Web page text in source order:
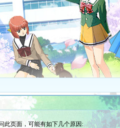
此页面，可能有如下几个原因: